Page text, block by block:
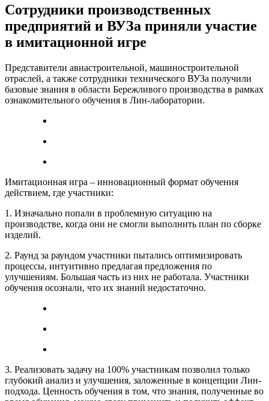
Сотрудники производственных
предприятий и ВУЗа приняли участие
в имитационной игре
Представители авиастроительной, машиностроительной
отраслей, а также сотрудники технического ВУЗа получили
базовые знания в области Бережливого производства в рамках
ознакомительного обучения в Лин-лаборатории.
Имитационная игра – инновационный формат обучения
действием, где участники:
1. Изначально попали в проблемную ситуацию на
производстве, когда они не смогли выполнить план по сборке
изделий.
2. Раунд за раундом участники пытались оптимизировать
процессы, интуитивно предлагая предложения по
улучшениям. Большая часть из них не работала. Участники
обучения осознали, что их знаний недостаточно.
3. Реализовать задачу на 100% участникам позволил только
глубокий анализ и улучшения, заложенные в концепции Лин-
подхода. Ценность обучения в том, что знания, полученные во